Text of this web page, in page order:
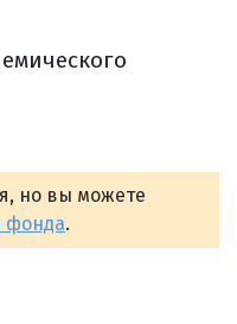
но вы можете
фонда.